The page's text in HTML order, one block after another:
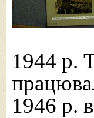
1944 р.
1946 р.